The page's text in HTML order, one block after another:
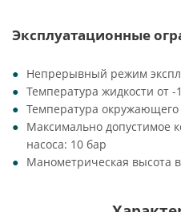
Эксплуатационные
Непрерывный режим
Температура жидкости от -
Температура окружающего
Максимально допустимое
насоса: 10 бар
Манометрическая высота